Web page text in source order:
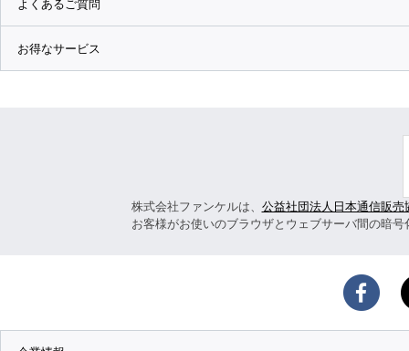
よくあるご質問
お得なサービス
株式会社ファンケルは、 公益社団法人日本通信販売
お客様がお使いのブラウザとウェブサーバ間の暗